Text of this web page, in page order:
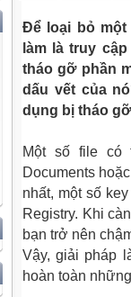
ĐẠO ĐỨC, PHONG
Để loại bỏ
làm là truy
tháo gỡ phần
dấu vết của
dụng bị tháo
Một số file có
Documents
nhất, một số
Registry. Khi
bạn trở nên
Vậy, giải pháp
hoàn toàn